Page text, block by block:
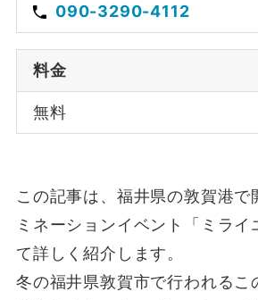
090-3290-4112
料金
無料
この記事は、福井県の敦賀港で
ミネーションイベント「ミラ
て詳しく紹介します。
冬の福井県敦賀市で行われるこ